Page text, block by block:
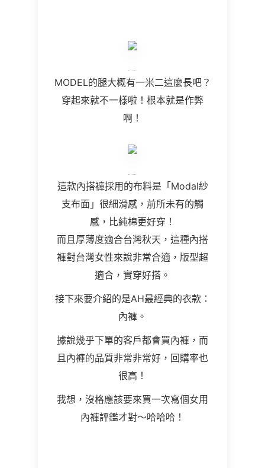
MODEL的腿大概有一米二這麼長吧？
穿起來就不一樣啦！根本就是作弊
啊！
這款內搭褲採用的布料是「Modal紗
支布面」很細滑感，前所未有的觸
感，比純棉更好穿！
而且厚薄度適合台灣秋天，這種內搭
褲對台灣女性來說非常合適，版型超
適合，實穿好搭。
接下來要介紹的是AH最經典的衣款：
內褲。
據說幾乎下單的客戶都會買內褲，而
且內褲的品質非常非常好，回購率也
很高！
我想，沒格應該要來買一次寫個女用
內褲評鑑才對～哈哈哈！